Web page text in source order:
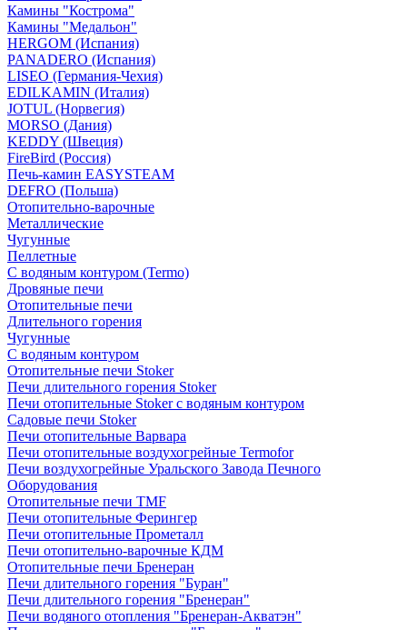
Камины "Кострома"
Камины "Медальон"
HERGOM (Испания)
PANADERO (Испания)
LISEO (Германия-Чехия)
EDILKAMIN (Италия)
JOTUL (Норвегия)
MORSO (Дания)
KEDDY (Швеция)
FireBird (Россия)
Печь-камин EASYSTEAM
DEFRO (Польша)
Отопительно-варочные
Металлические
Чугунные
Пеллетные
С водяным контуром (Termo)
Дровяные печи
Отопительные печи
Длительного горения
Чугунные
C водяным контуром
Отопительные печи Stoker
Печи длительного горения Stoker
Печи отопительные Stoker с водяным контуром
Садовые печи Stoker
Печи отопительные Варвара
Печи отопительные воздухогрейные Termofor
Печи воздухогрейные Уральского Завода Печного
Оборудования
Отопительные печи TMF
Печи отопительные Ферингер
Печи отопительные Прометалл
Печи отопительно-варочные КДМ
Отопительные печи Бренеран
Печи длительного горения "Буран"
Печи длительного горения "Бренеран"
Печи водяного отопления "Бренеран-Акватэн"